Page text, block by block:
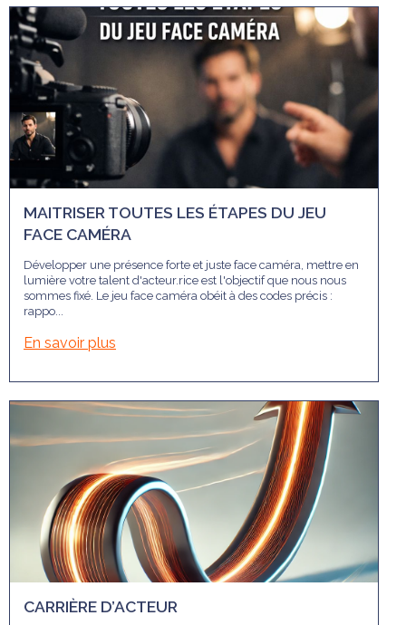
MAITRISER TOUTES LES ÉTAPES DU JEU
FACE CAMÉRA
Développer une présence forte et juste face caméra, mettre en
lumière votre talent d'acteur.rice est l'objectif que nous nous
sommes fixé. Le jeu face caméra obéit à des codes précis :
rappo...
En savoir plus
CARRIÈRE D’ACTEUR